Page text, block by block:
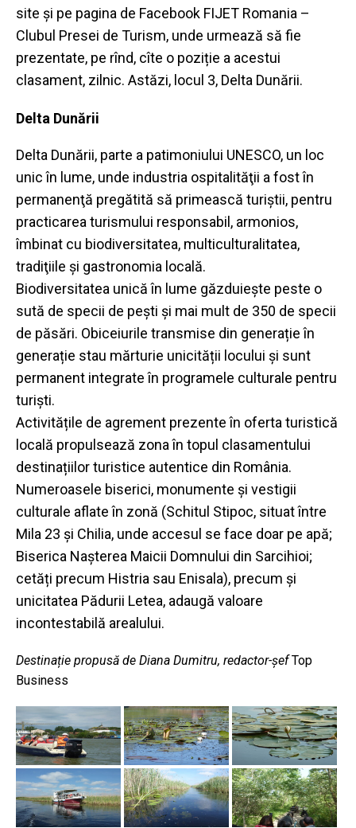
site și pe pagina de Facebook FIJET Romania –
Clubul Presei de Turism, unde urmează să fie
prezentate, pe rînd, cîte o poziție a acestui
clasament, zilnic. Astăzi, locul 3, Delta Dunării.
Delta Dunării
Delta Dunării, parte a patimoniului UNESCO, un loc
unic în lume, unde industria ospitalităţii a fost în
permanenţă pregătită să primească turiştii, pentru
practicarea turismului responsabil, armonios,
îmbinat cu biodiversitatea, multiculturalitatea,
tradiţiile şi gastronomia locală.
Biodiversitatea unică în lume găzduiește peste o
sută de specii de pești și mai mult de 350 de specii
de păsări. Obiceiurile transmise din generație în
generație stau mărturie unicității locului și sunt
permanent integrateîn programele culturale pentru
turiști.
Activitățile de agrement prezenteîn oferta turistică
locală propulsează zonaîn topul clasamentului
destinațiilorturistice autentice din România.
Numeroasele biserici, monumente și vestigii
culturale aflateîn zonă (Schitul Stipoc, situatîntre
Mila 23 și Chilia, unde accesul se face doar pe apă;
Biserica Nașterea Maicii Domnului din Sarcihioi;
cetăți precum Histria sau Enisala), precum și
unicitatea Pădurii Letea, adaugă valoare
incontestabilă arealului.
Destinație propusă de Diana Dumitru, redactor-șefTop
Business